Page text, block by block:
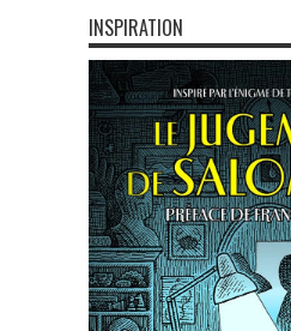
INSPIRATION